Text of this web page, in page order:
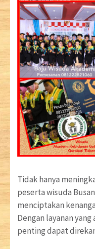
Tidak hanya
peserta wisuda
menciptakan
Dengan layanan
penting dapat